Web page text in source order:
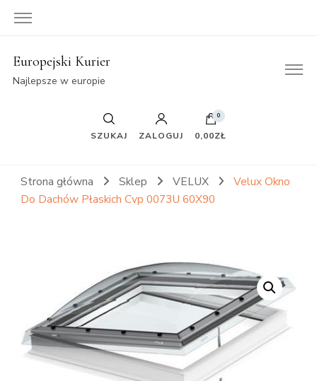
Europejski Kurier
Najlepsze w europie
SZUKAJ ZALOGUJ
0
0,00ZŁ
Strona główna Sklep VELUX
Velux Okno
Do Dachów Płaskich Cvp 0073U 60X90